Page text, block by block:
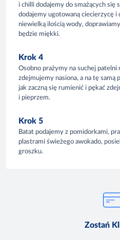
i chilli dodajemy do smażących się
dodajemy ugotowaną ciecierzycę i
niewielką ilością wody,
będzie miękki.
Krok 4
Osobno prażymy na suchej patelni
zdejmujemy nasiona, a na tę
jak zaczną się rumienić i pękać
i pieprzem.
Krok 5
Batat podajemy z pomidorkami,
plastrami świeżego awokado,
groszku.
Zostań